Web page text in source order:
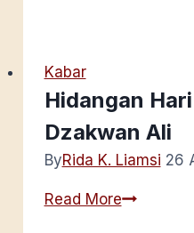
Kabar
Hidangan
Dzakwan Ali
ByRida K. Liamsi 26
Read MoreHidangan